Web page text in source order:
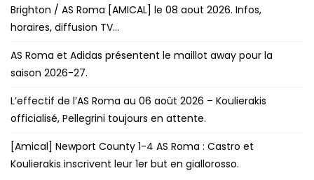
Brighton / AS Roma [AMICAL] le 08 aout 2026. Infos,
horaires, diffusion TV…
AS Roma et Adidas présentent le maillot away pour la
saison 2026-27.
L’effectif de l’AS Roma au 06 août 2026 – Koulierakis
officialisé, Pellegrini toujours en attente.
[Amical] Newport County 1-4 AS Roma : Castro et
Koulierakis inscrivent leur 1er but en giallorosso.